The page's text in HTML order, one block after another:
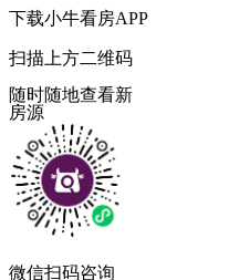
下载小牛看房APP
扫描上方二维码
随时随地查看新
房源
微信扫码咨询